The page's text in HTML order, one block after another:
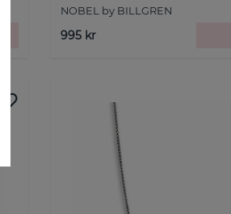
NOBEL by BILLGREN
995 kr